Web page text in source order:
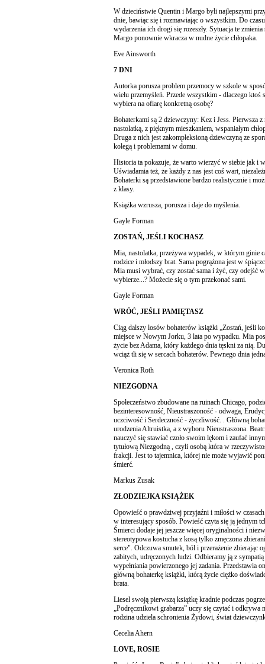
W dzieciństwie Quentin i Margo byli najlepszymi
dnie, bawiąc się i rozmawiając o wszystkim. Do
wydarzenia ich drogi się rozeszły. Sytuacja te
Margo ponownie wkracza w nudne życie chłopaka.
Eve Ainsworth
7 DNI
Autorka porusza problem przemocy w szkole w
wielu przemyśleń. Przede wszystkim - dlaczego ktoś
wybiera na ofiarę konkretną osobę?
Bohaterkami są 2 dziewczyny: Kez i Jess. Pierwsza
nastolatką, z pięknym mieszkaniem, wspaniałym
Druga z nich jest zakompleksioną dziewczyną ze
kolegą i problemami w domu.
Historia ta pokazuje, że warto wierzyć w siebie jak i
Uświadamia też, że każdy z nas jest coś wart,
Bohaterki są przedstawione bardzo realistycznie i
z klasy.
Książka wzrusza, porusza i daje do myślenia.
Gayle Forman
ZOSTAŃ, JEŚLI KOCHASZ
Mia, nastolatka, przeżywa wypadek, w którym ginie
rodzice i młodszy brat. Sama pogrążona jest w
Mia musi wybrać, czy zostać sama i żyć, czy odejść
wybierze...? Możecie się o tym przekonać sami.
Gayle Forman
WRÓĆ, JEŚLI PAMIĘTASZ
Ciąg dalszy losów bohaterów książki „Zostań, jeśli
miejsce w Nowym Jorku, 3 lata po wypadku. Mia
życie bez Adama, który każdego dnia tęskni za nią.
wciąż tli się w sercach bohaterów. Pewnego dnia
Veronica Roth
NIEZGODNA
Społeczeństwo zbudowane na ruinach Chicago,
bezinteresowność, Nieustraszoność - odwaga,
uczciwość i Serdeczność - życzliwość. . Główną
urodzenia Altruistka, a z wyboru Nieustraszona.
nauczyć się stawiać czoło swoim lękom i zaufać
tytułową Niezgodną , czyli osobą która w
frakcji. Jest to tajemnica, której nie może wyjawić
śmierć.
Markus Zusak
ZŁODZIEJKA KSIĄŻEK
Opowieść o prawdziwej przyjaźni i miłości w
w interesujący sposób. Powieść czyta się ją jednym
Śmierci dodaje jej jeszcze więcej oryginalności i
stereotypowa kostucha z kosą tylko zmęczona
serce". Odczuwa smutek, ból i przerażenie zbierając
zabitych, udręczonych ludzi. Odbieramy ją z
wypełniania powierzonego jej zadania. Przedstawia
główną bohaterkę książki, którą życie ciężko
brata.
Liesel swoją pierwszą książkę kradnie podczas
„Podręcznikowi grabarza” uczy się czytać i odkrywa
rodzina udziela schronienia Żydowi, świat
Cecelia Ahern
LOVE, ROSIE